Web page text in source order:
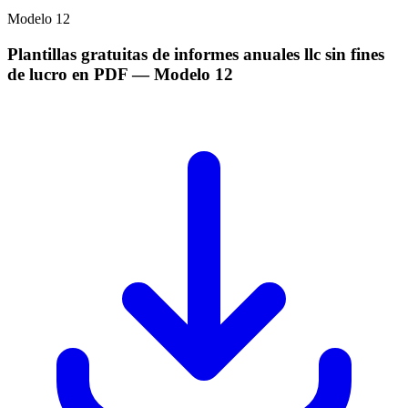
Modelo 12
Plantillas gratuitas de informes anuales llc sin fines
de lucro en PDF— Modelo 12